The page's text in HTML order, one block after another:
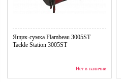
Ящик-сумка Flambeau 3005ST
Tackle Station 3005ST
Нет в наличии